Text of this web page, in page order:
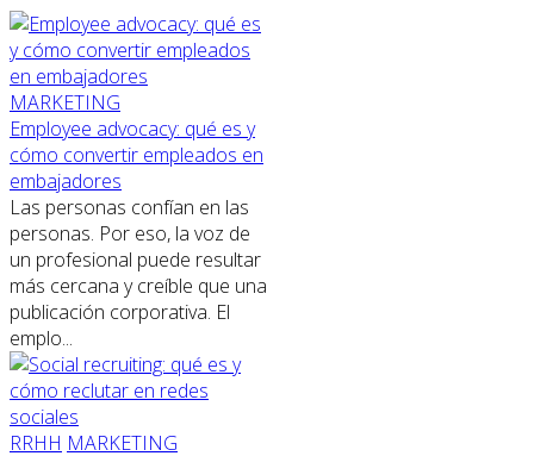
MARKETING
Employee advocacy: qué es y
cómo convertir empleados en
embajadores
Las personas confían en las
personas. Por eso, la voz de
un profesional puede resultar
más cercana y creíble que una
publicación corporativa. El
emplo...
RRHH MARKETING